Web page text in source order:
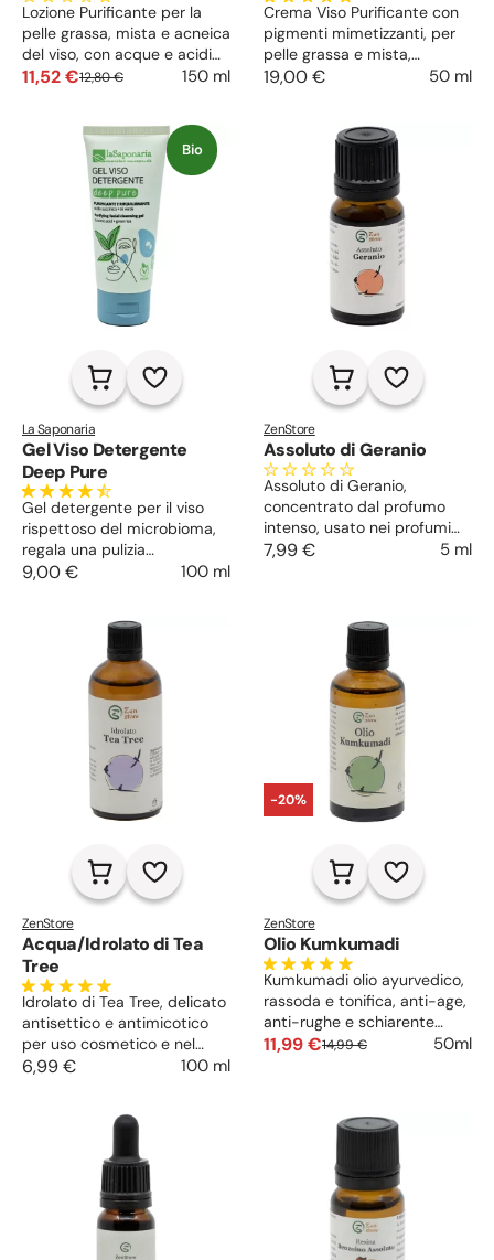
Lozione Purificante per la
pelle grassa, mista e acneica
del viso, con acque e acidi
vegetali, esfolia, uniforma,
11,52 €12,80 € 150 ml
Crema Viso Purificante con
pigmenti mimetizzanti, per
pelle grassa e mista,
previene l’acne, purifica e
19,00 € 50 ml
Bio
La Saponaria
Gel Viso Detergente
Deep Pure
Gel detergente per il viso
rispettoso del microbioma,
regala una pulizia
approfondita della pelle
eccedente e protegge.
9,00 € 100 ml
ZenStore
Assoluto di Geranio
Assoluto di Geranio,
concentrato dal profumo
intenso, usato nei profumi
come fissativo delle essenze
7,99 € 5 ml
ZenStore
Acqua/Idrolato di Tea
Tree
Idrolato di Tea Tree, delicato
antisettico e antimicotico
per uso cosmetico e nel
cavo orale. Ideale per la pelle
6,99 € 100 ml
-20%
ZenStore
Olio Kumkumadi
Kumkumadi olio ayurvedico,
rassoda e tonifica, anti-age,
anti-rughe e schiarente
delle macchie. Calma le
11,99 €14,99 € 50ml